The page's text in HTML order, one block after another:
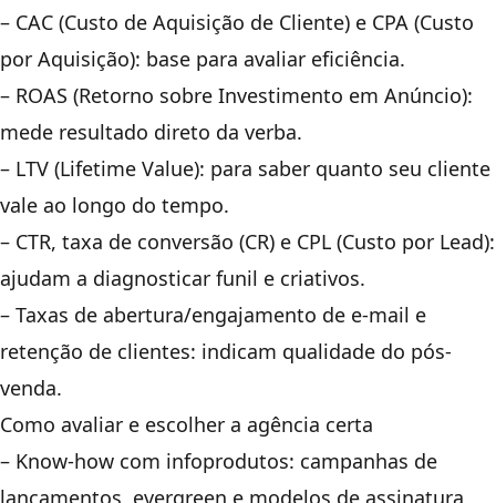
– CAC (Custo de Aquisição de Cliente) e CPA (Custo
por Aquisição): base para avaliar eficiência.
– ROAS (Retorno sobre Investimento em Anúncio):
mede resultado direto da verba.
– LTV (Lifetime Value): para saber quanto seu cliente
vale ao longo do tempo.
– CTR, taxa de conversão (CR) e CPL (Custo por Lead):
ajudam a diagnosticar funil e criativos.
– Taxas de abertura/engajamento de e-mail e
retenção de clientes: indicam qualidade do pós-
venda.
Como avaliar e escolher a agência certa
– Know-how com infoprodutos: campanhas de
lançamentos, evergreen e modelos de assinatura